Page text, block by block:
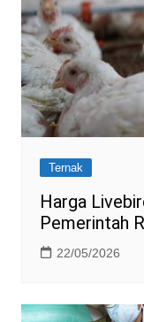
Ternak
Harga
Pemerintah
22/05/2026